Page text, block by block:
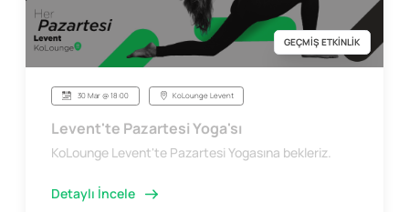
GEÇMİŞ ETKİNLİK
30 Mar @ 18:00 KoLounge Levent
Levent'te Pazartesi Yoga'sı
KoLounge Levent'te Pazartesi Yogasına bekleriz.
Detaylı İncele